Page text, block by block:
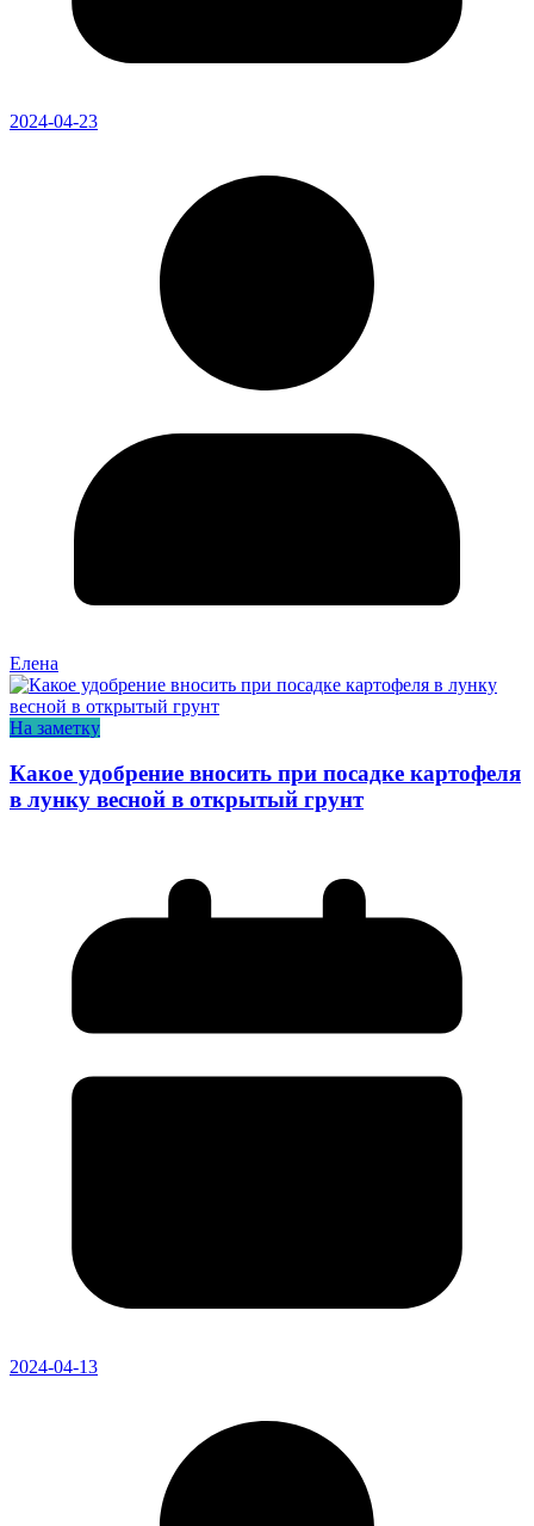
2024-04-23
Елена
На заметку
Какое удобрение вносить при посадке картофеля
в лунку весной в открытый грунт
2024-04-13